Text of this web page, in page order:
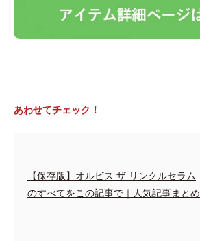
あわせてチェック！
【保存版】オルビス ザ リンクルセラム
のすべてをこの記事で｜人気記事まとめ